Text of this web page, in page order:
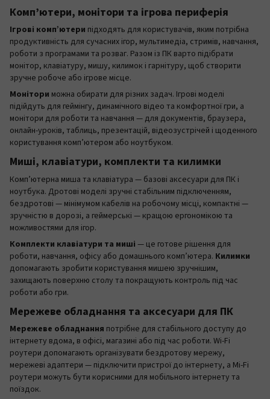
Комп’ютери, монітори та ігрова периферія
Ігрові комп’ютери підходять для користувачів, яким потрібна
продуктивність для сучасних ігор, мультимедіа, стримів, навчання,
роботи з програмами та розваг. Разом із ПК варто підібрати
монітор, клавіатуру, мишу, килимок і гарнітуру, щоб створити
зручне робоче або ігрове місце.
Монітори можна обирати для різних задач. Ігрові моделі
підійдуть для геймінгу, динамічного відео та комфортної гри, а
монітори для роботи та навчання — для документів, браузера,
онлайн-уроків, таблиць, презентацій, відеозустрічей і щоденного
користування комп’ютером або ноутбуком.
Миші, клавіатури, комплекти та килимки
Комп’ютерна миша та клавіатура — базові аксесуари для ПК і
ноутбука. Дротові моделі зручні стабільним підключенням,
бездротові — мінімумом кабелів на робочому місці, компактні —
зручністю в дорозі, а геймерські — кращою ергономікою та
можливостями для ігор.
Комплекти клавіатури та миші — це готове рішення для
роботи, навчання, офісу або домашнього комп’ютера. Килимки
допомагають зробити користування мишею зручнішим,
захищають поверхню столу та покращують контроль під час
роботи або гри.
Мережеве обладнання та аксесуари для ПК
Мережеве обладнання потрібне для стабільного доступу до
інтернету вдома, в офісі, магазині або під час роботи. Wi-Fi
роутери допомагають організувати бездротову мережу,
мережеві адаптери — підключити пристрої до інтернету, а Mi-Fi
роутери можуть бути корисними для мобільного інтернету та
поїздок.